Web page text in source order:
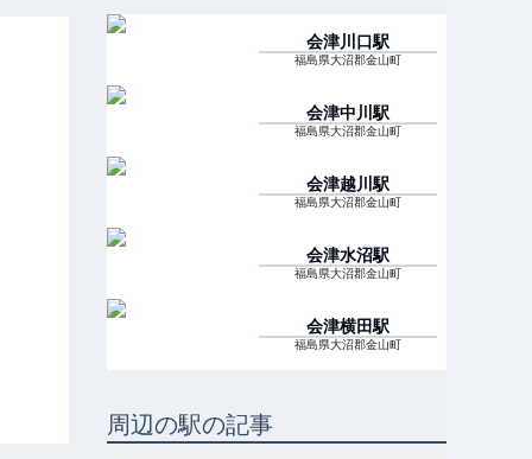
会津川口駅
福島県大沼郡金山町
会津中川駅
福島県大沼郡金山町
会津越川駅
福島県大沼郡金山町
会津水沼駅
福島県大沼郡金山町
会津横田駅
福島県大沼郡金山町
周辺の駅の記事